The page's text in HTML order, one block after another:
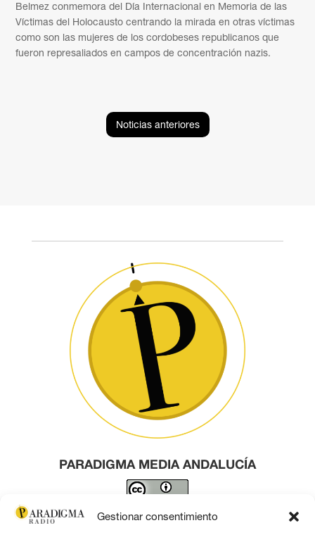
Gestionar consentimiento
Belmez conmemora del Día Internacional en Memoria de las
Víctimas del Holocausto centrando la mirada en otras víctimas
como son las mujeres de los cordobeses republicanos que
fueron represaliados en campos de concentración nazis.
Noticias anteriores
PARADIGMA MEDIA ANDALUCÍA
Este obra está bajo una licencia de Creative Commons